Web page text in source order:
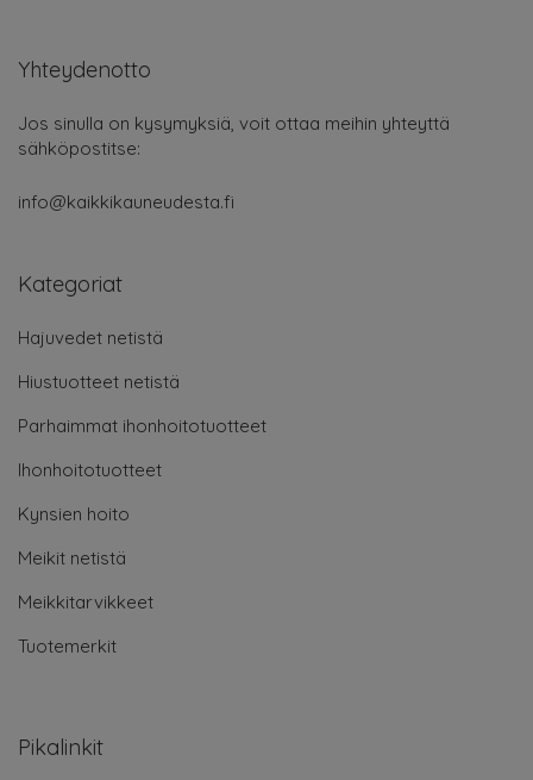
Yhteydenotto
Jos sinulla on kysymyksiä, voit ottaa meihin yhteyttä
sähköpostitse:
info@kaikkikauneudesta.fi
Kategoriat
Hajuvedet netistä
Hiustuotteet netistä
Parhaimmat ihonhoitotuotteet
Ihonhoitotuotteet
Kynsien hoito
Meikit netistä
Meikkitarvikkeet
Tuotemerkit
Pikalinkit